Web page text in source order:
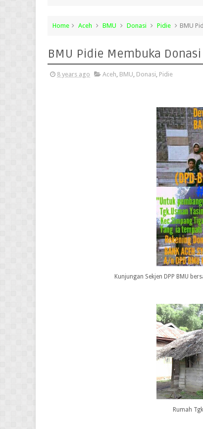
Home Aceh BMU Donasi Pidie BMU
BMU Pidie Membuka
8 years ago Aceh, BMU, Donasi, Pidie
Kunjungan Sekjen DPP BMU
Rumah